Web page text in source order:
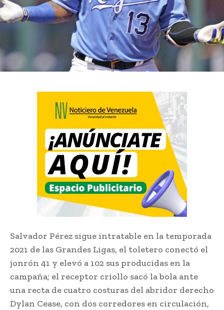
Salvador Pérez sigue intratable en la temporada
2021 de las Grandes Ligas, el toletero conectó el
jonrón 41 y elevó a 102 sus producidas en la
campaña; el receptor criollo sacó la bola ante
una recta de cuatro costuras del abridor derecho
Dylan Cease, con dos corredores en circulación,